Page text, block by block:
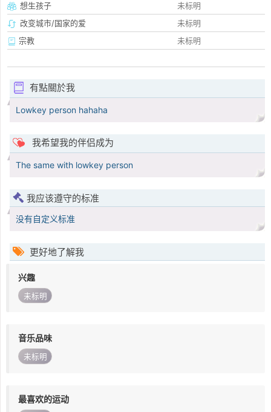
想生孩子
未标明
改变城市/国家的爱
未标明
宗教
未标明
有點關於我
Lowkey person hahaha
我希望我的伴侣成为
The same with lowkey person
我应该遵守的标准
没有自定义标准
更好地了解我
兴趣
未标明
音乐品味
未标明
最喜欢的运动